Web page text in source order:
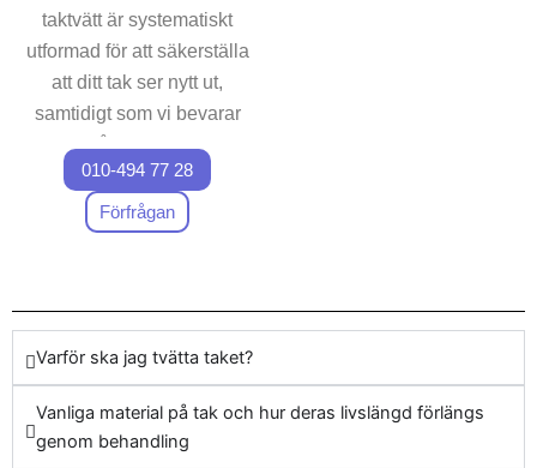
ditt älskade hem här i
att hjälpa dig med din
taktvätt.
taktvätt är systematiskt
utformad för att säkerställa
att ditt tak ser nytt ut,
samtidigt som vi bevarar
dess hållbarhet. När vi
tvättar ditt tak, påbörjar vi
med en detaljerad
inspektion för att förstå
använder sedan
specialiserade verktyg och
kraftfullt avlägsna mossa,
påväxt och smuts utan att
010-494 77 28
Förfrågan
Varför ska jag tvätta taket?
Vanliga material på tak och hur deras livslängd förlängs
genom behandling